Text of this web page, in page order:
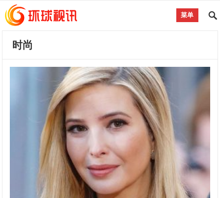
菜单
时尚